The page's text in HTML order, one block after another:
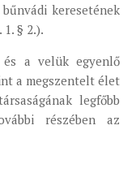
keresetének
§ 2.).
és a velük egyenlő
a megszentelt élet
legfőbb
részében az